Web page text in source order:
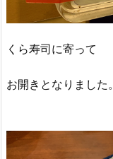
くら寿司に寄って
お開きとなりました。